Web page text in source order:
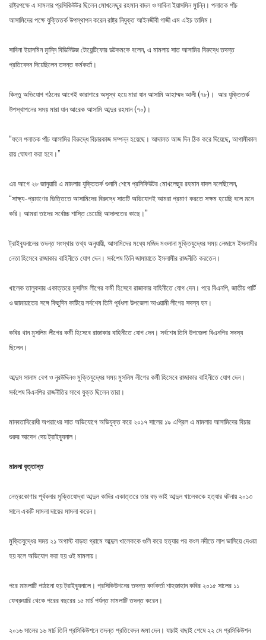
রাষ্ট্রপক্ষে এ মামলার প্রসিকিউটর ছিলেন মোখলেছুর রহমান বাদল ও সাবিনা ইয়াসমিন মুান্নি। পলাতক পাঁচ
আসামিদের পক্ষে যুক্তিতর্ক উপস্থাপন করেন রাষ্ট্র নিযুক্ত আইনজীবী গাজী এম এইচ তামিম।
সাবিনা ইয়াসমিন মুান্নি বিডিনিউজ টোয়েন্টিফোর ডটকমকে বলেন, এ মামলায় সাত আসামির বিরুদ্ধে তদন্ত
প্রতিবেদন দিয়েছিলেন তদন্ত কর্মকর্তা।
কিন্তু অভিযোগ গঠনের আগেই কারাগারে অসুস্থ হয়ে মারা যান আসামি আহাম্মদ আলী (৭৮)। আর যুক্তিতর্ক
উপস্থাপনের সময় মারা যান আরেক আসামি আব্দুর রহমান (৭০)।
“ফলে পলাতক পাঁচ আসামির বিরুদ্ধে বিচারকাজ সম্পন্ন হয়েছে। আদালত আজ দিন ঠিক করে দিয়েছে, আগামীকাল
রায় ঘোষণা করা হবে।”
এর আগে ২৮ জানুয়ারি এ মামলার যুক্তিতর্ক শুনানি শেষে প্রসিকিউটর মোখলেছুর রহমান বাদল বলেছিলেন,
“সাক্ষ্য-প্রমাণের ভিত্তিতে আসামিদের বিরুদ্ধে সাতটি অভিযোগই আমরা প্রমাণ করতে সক্ষম হয়েছি বলে মনে
করি। আমরা তাদের সর্বোচ্চ শাস্তি চেয়েছি আদালতের কাছে।”
ট্রাইব্যুনালের তদন্ত সংস্থার তথ্য অনুযায়ী, আসামিদের মধ্যে মজিদ মওলানা মুক্তিযুদ্ধের সময় নেজামে ইসলামীর
নেতা হিসেবে রাজাকার বাহিনীতে যোগ দেন। সর্বশেষ তিনি জামায়াতে ইসলামীর রাজনীতি করতেন।
খালেক তালুকদার একাত্তরে মুসলিম লীগের কর্মী হিসেবে রাজাকার বাহিনীতে যোগ দেন। পরে বিএনপি, জাতীয় পার্টি
ও জামায়াতের সঙ্গে কিছুদিন কাটিয়ে সর্বশেষ তিনি পূর্বধলা উপজেলা আওয়ামী লীগের সদস্য হন।
কবির খান মুসলিম লীগের কর্মী হিসেবে রাজাকার বাহিনীতে যোগ দেন। সর্বশেষ তিনি উপজেলা বিএনপির সদস্য
ছিলেন।
আব্দুস সালাম বেগ ও নুরউদ্দিনও মুক্তিযুদ্ধের সময় মুসলিম লীগের কর্মী হিসেবে রাজাকার বাহিনীতে যোগ দেন।
সর্বশেষ বিএনপির রাজনীতির সাথে যুক্ত ছিলেন তারা।
মানবতাবিরোধী অপরাধের সাত অভিযোগে অভিযুক্ত করে ২০১৭ সালের ১৯ এপ্রিল এ মামলার আসামিদের বিচার
শুরুর আদেশ দেয় ট্রাইব্যুনাল।
মামলা বৃত্তান্ত
নেত্রকোণার পূর্বধলার মুক্তিযোদ্ধা আব্দুল কাদির একাত্তরে তার বড় ভাই আব্দুল খালেককে হত্যার ঘটনায় ২০১৩
সালে একটি মামলা দায়ের মামলা করেন।
মুক্তিযুদ্ধের সময় ২১ অগাস্ট বাড়হা গ্রামে আব্দুল খালেককে গুলি করে হত্যার পর কংস নদীতে লাশ ভাসিয়ে দেওয়া
হয় বলে অভিযোগ করা হয় ওই মামলায়।
পরে মামলাটি পাঠানো হয় ট্রাইব্যুনালে। প্রসিকিউশনের তদন্ত কর্মকর্তা শাহজাহান কবির ২০১৫ সালের ১১
ফেব্রুয়ারি থেকে পরের বছরের ১৫ মার্চ পর্যন্ত মামলাটি তদন্ত করেন।
২০১৬ সালের ১৬ মার্চ তিনি প্রসিকিউশনে তদন্ত প্রতিবেদন জমা দেন। যাচাই বাছাই শেষে ২২ মে প্রসিকিউশন